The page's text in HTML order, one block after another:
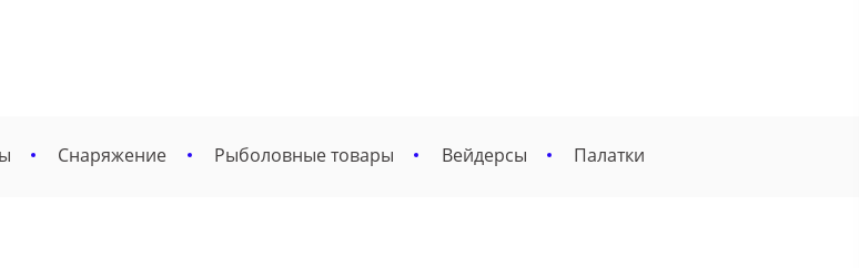
Снаряжение Рыболовные товары Вейдерсы Палатки